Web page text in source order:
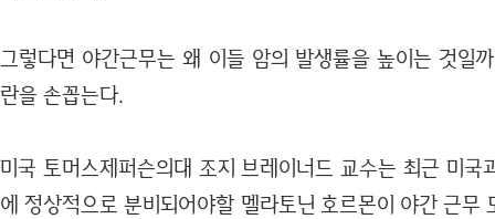
그렇다면 야간근무는 왜 이들 암의 발생률을 높이는 것일
란을 손꼽는다.
미국 토머스제퍼슨의대 조지 브레이너드 교수는 최근 미국
에 정상적으로 분비되어야할 멜라토닌 호르몬이 야간 근무